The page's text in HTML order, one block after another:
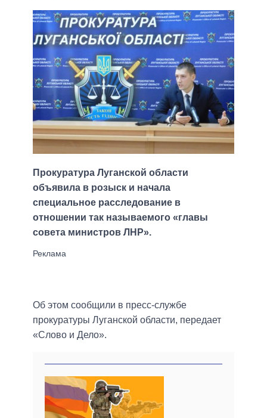
Прокуратура Луганской области
объявила в розыск и начала
специальное расследование в
отношении так называемого «главы
совета министров ЛНР».
Об этом сообщили в пресс-службе
прокуратуры Луганской области, передает
«Слово и Дело».